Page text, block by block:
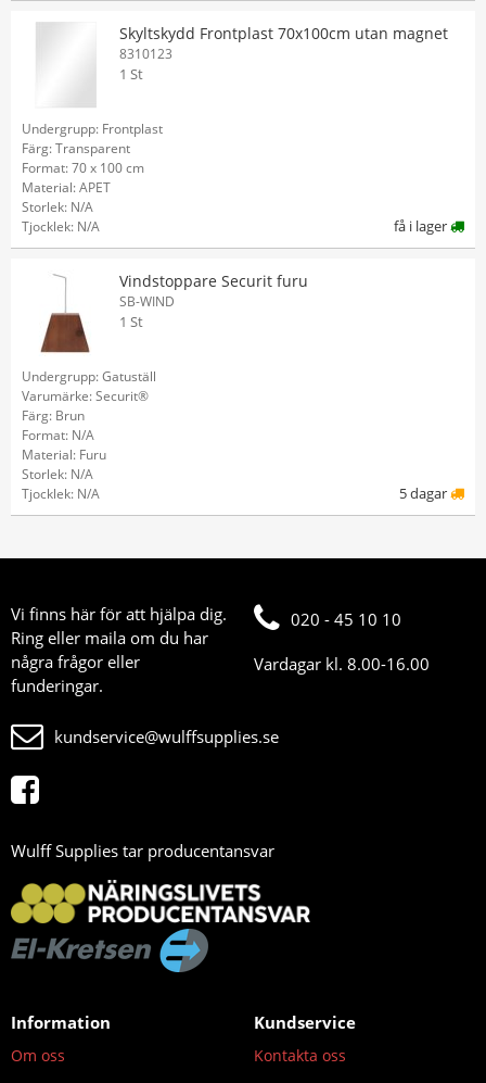
Skyltskydd Frontplast 70x100cm utan magnet
8310123
1 St
Undergrupp: Frontplast
Färg: Transparent
Format: 70 x 100 cm
Material: APET
Storlek: N/A
Tjocklek: N/A
få i lager
Vindstoppare Securit furu
SB-WIND
1 St
Undergrupp: Gatuställ
Varumärke: Securit®
Färg: Brun
Format: N/A
Material: Furu
Storlek: N/A
Tjocklek: N/A
5 dagar
Vi finns här för att hjälpa dig.
Ring eller maila om du har
några frågor eller
funderingar.
020 - 45 10 10
Vardagar kl. 8.00-16.00
kundservice@wulffsupplies.se
Wulff Supplies tar producentansvar
Information
Om oss
Kundservice
Kontakta oss